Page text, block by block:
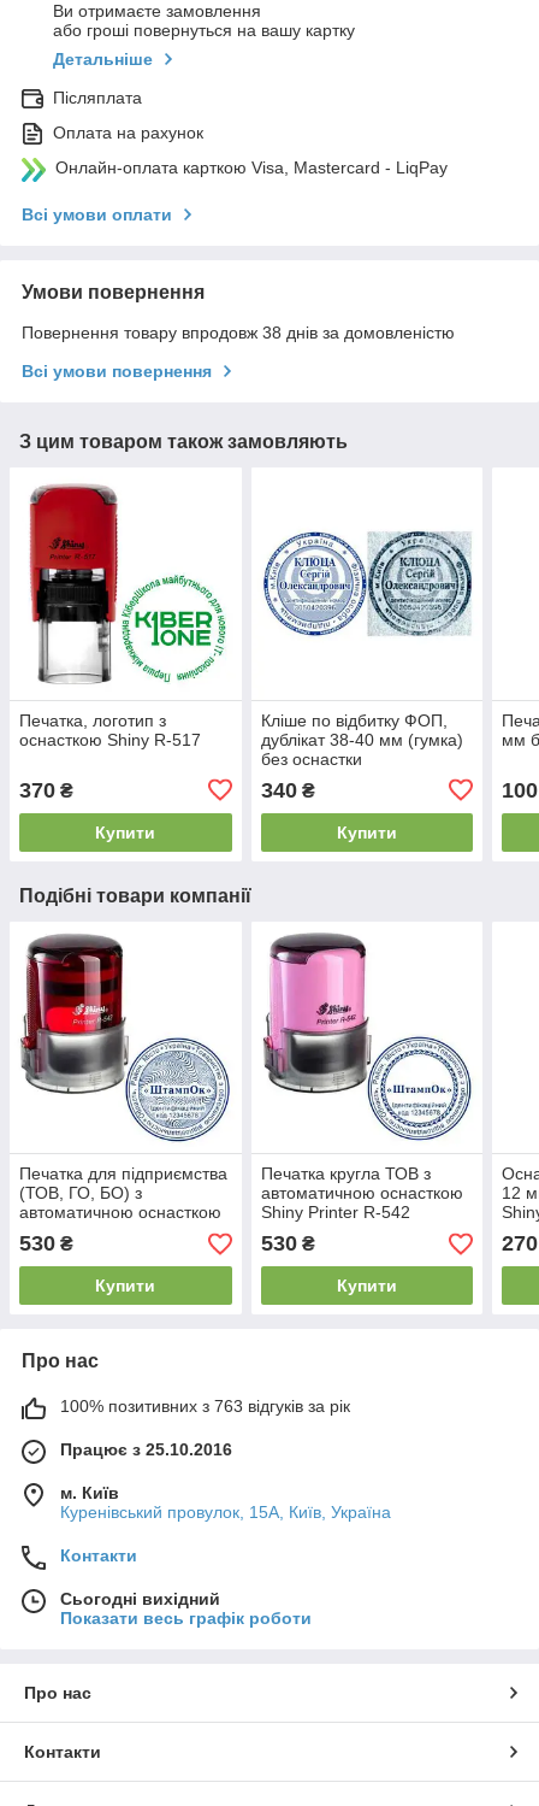
Ви отримаєте замовлення
або гроші повернуться на вашу картку
Детальніше
Післяплата
Оплата на рахунок
Онлайн-оплата карткою Visa, Mastercard - LiqPay
Всі умови оплати
Умови повернення
Повернення товару впродовж 38 днів за домовленістю
Всі умови повернення
З цим товаром також замовляють
Печатка, логотип з
оснасткою Shiny R-517
370 ₴
Купити
Кліше по відбитку ФОП,
дублікат 38-40 мм (гумка)
без оснастки
340₴
Купити
мм
100
Подібні товари компанії
Печатка для підприємства
(ТОВ, ГО, БО) з
автоматичною оснасткою
Shiny Printer R-542
(Тайвань)
530 ₴
Купити
Печатка кругла ТОВ з
автоматичною оснасткою
Shiny Printer R-542
(Тайвань)
530₴
Купити
12
270
Про нас
100% позитивних з 763 відгуків за рік
Працює з 25.10.2016
м. Київ
Куренівський провулок, 15А, Київ, Україна
Контакти
Сьогодні вихідний
Показати весь графік роботи
Про нас
Контакти